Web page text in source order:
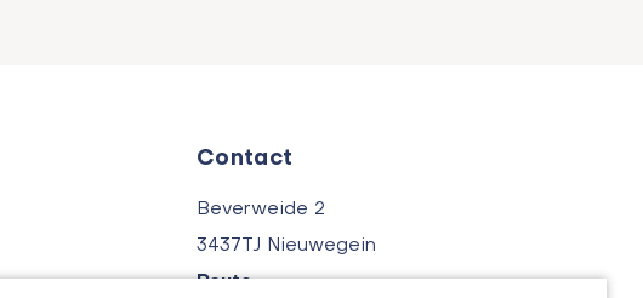
Contact
Beverweide 2
3437TJ Nieuwegein
Route